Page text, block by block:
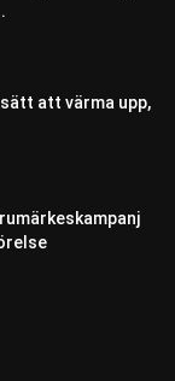
att värma upp,